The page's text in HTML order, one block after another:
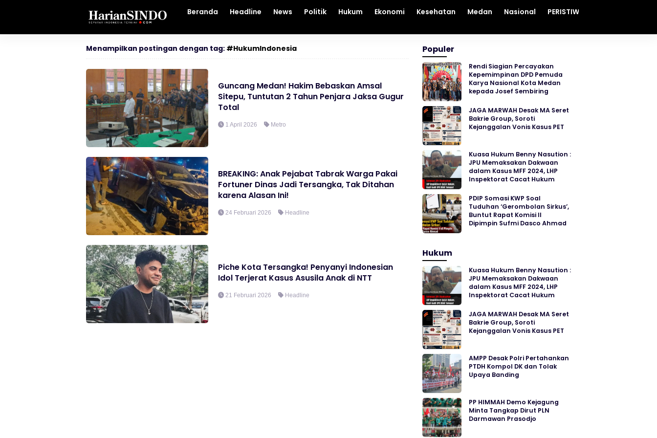
Beranda Headline News Politik Hukum Ekonomi Kesehatan Medan Nasional PERISTIWA
Menampilkan postingan dengan tag: #HukumIndonesia
Guncang Medan! Hakim Bebaskan Amsal
Sitepu, Tuntutan 2 Tahun Penjara Jaksa Gugur
Total
1 April 2026 Metro
BREAKING: Anak Pejabat Tabrak Warga Pakai
Fortuner Dinas Jadi Tersangka, Tak Ditahan
karena Alasan Ini!
24 Februari 2026 Headline
Piche Kota Tersangka! Penyanyi Indonesian
Idol Terjerat Kasus Asusila Anak di NTT
21 Februari 2026 Headline
Populer
Rendi Siagian Percayakan
Kepemimpinan DPD Pemuda
Karya Nasional Kota Medan
kepada Josef Sembiring
JAGA MARWAH Desak MA Seret
Bakrie Group, Soroti
Kejanggalan Vonis Kasus PET
Kuasa Hukum Benny Nasution :
JPU Memaksakan Dakwaan
dalam Kasus MFF 2024, LHP
Inspektorat Cacat Hukum
PDIP Somasi KWP Soal
Tuduhan ‘Gerombolan Sirkus’,
Buntut Rapat Komisi II
Dipimpin Sufmi Dasco Ahmad
Hukum
Kuasa Hukum Benny Nasution :
JPU Memaksakan Dakwaan
dalam Kasus MFF 2024, LHP
Inspektorat Cacat Hukum
JAGA MARWAH Desak MA Seret
Bakrie Group, Soroti
Kejanggalan Vonis Kasus PET
AMPP Desak Polri Pertahankan
PTDH Kompol DK dan Tolak
Upaya Banding
PP HIMMAH Demo Kejagung
Minta Tangkap Dirut PLN
Darmawan Prasodjo